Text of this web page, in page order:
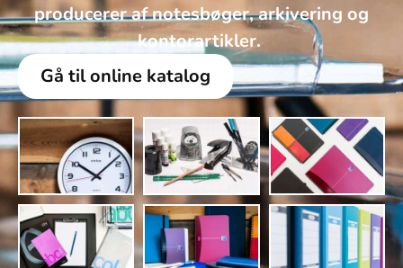
producerer af notesbøger, arkivering og
kontorartikler. ​
Gå til online katalog